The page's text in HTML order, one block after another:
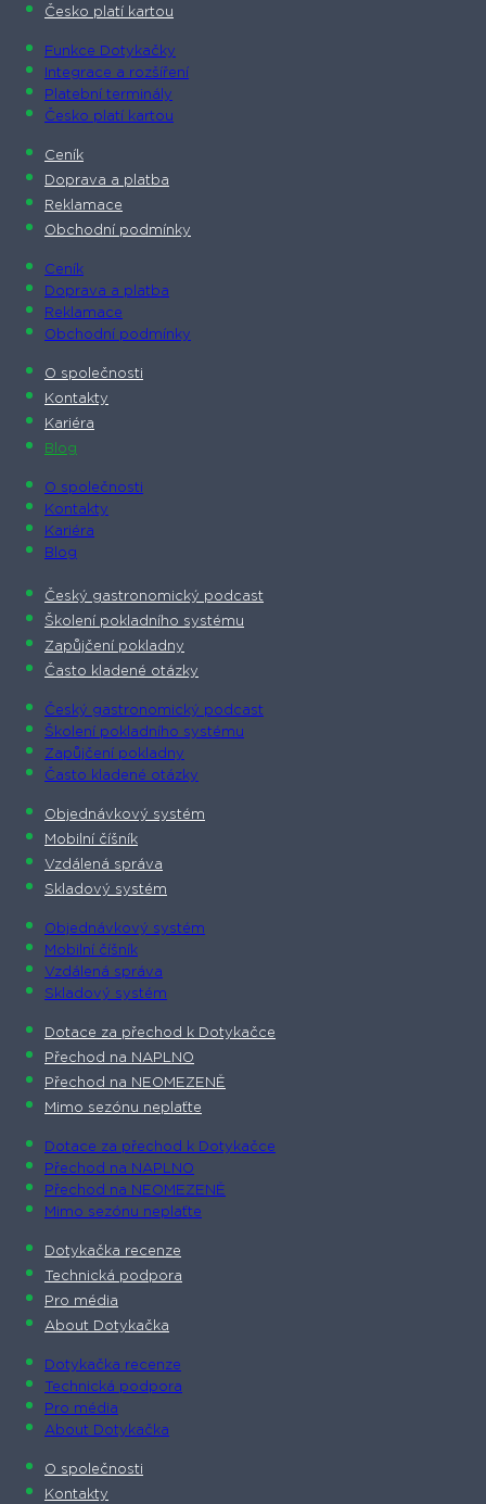
Česko platí kartou
Funkce Dotykačky
Integrace a rozšíření
Platební terminály
Česko platí kartou
Ceník
Doprava a platba
Reklamace
Obchodní podmínky
Ceník
Doprava a platba
Reklamace
Obchodní podmínky
O společnosti​
Kontakty
Kariéra
Blog
O společnosti​
Kontakty
Kariéra
Blog
Český gastronomický podcast​
Školení pokladního systému
Zapůjčení pokladny
Často kladené otázky
Český gastronomický podcast​
Školení pokladního systému
Zapůjčení pokladny
Často kladené otázky
Objednávkový systém
Mobilní číšník
Vzdálená správa
Skladový systém
Objednávkový systém
Mobilní číšník
Vzdálená správa
Skladový systém
Dotace za přechod k Dotykačce
Přechod na NAPLNO
Přechod na NEOMEZENĚ
Mimo sezónu neplaťte
Dotace za přechod k Dotykačce
Přechod na NAPLNO
Přechod na NEOMEZENĚ
Mimo sezónu neplaťte
Dotykačka recenze
Technická podpora
Pro média
About Dotykačka
Dotykačka recenze
Technická podpora
Pro média
About Dotykačka
O společnosti
Kontakty